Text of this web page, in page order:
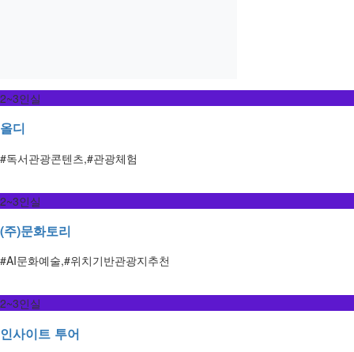
2~3인실
올디
#독서관광콘텐츠,#관광체험
2~3인실
(주)문화토리
#AI문화예술,#위치기반관광지추천
2~3인실
인사이트 투어